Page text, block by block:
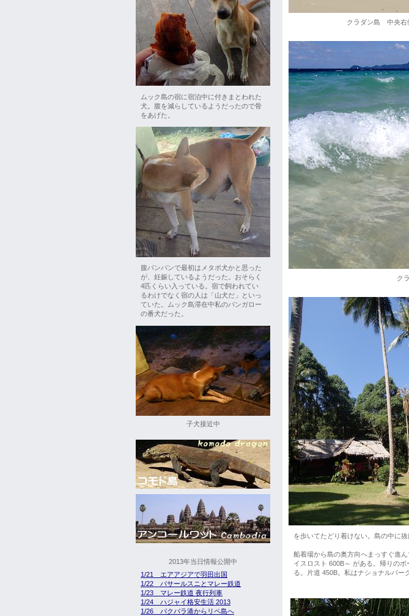
クラダン島 中央右
ク
を歩いてたどり着けない。島の中に抜
船着場から島の奥方向へまっすぐ進
イスロスト 600B～ がある。帰りの
る。片道 450B。私はナショナルパー
ムック島の宿に宿泊中に付きまとわれた
犬。腹を減らしているようだったので骨
をあげた。
腹パンパンで最初はメタボ犬かと思った
が、妊娠しているようだった。おそらく
4匹くらい入っている。宿で飼われてい
るわけでなく宿の人は「山犬だ」といっ
ていた。ムック島滞在中私のバンガロー
の番犬だった。
子犬接近中
2013年当日情報公開中
1/21 エアアジアで羽田出国
1/22 パサールスニとマレー鉄道
1/23 マレー鉄道 夜行列車
1/24 ハジャイ格安生活 2013
1/26 パクバラ港からリペ島へ